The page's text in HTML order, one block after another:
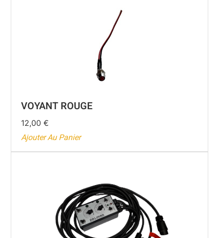
VOYANT ROUGE
12,00€
Ajouter Au Panier